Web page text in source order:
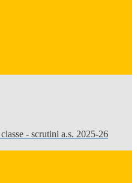
- scrutini a.s. 2025-26